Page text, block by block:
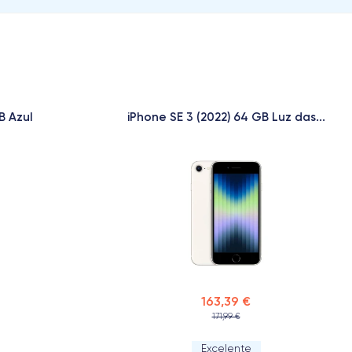
Azul iPhone SE 3 (2022) 64 GB Luz das...
163,39 €
171,99 €
Excelente